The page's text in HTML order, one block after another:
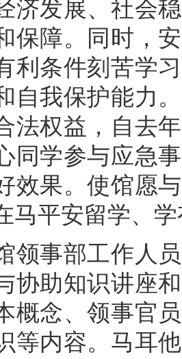
济发展、社会
保障。同时，
利条件刻苦学
自我保护能力
法权益，自去
同学参与应急
效果。使馆愿
马平安留学、
事部工作人员
协助知识讲座
概念、领事官
等内容。马耳